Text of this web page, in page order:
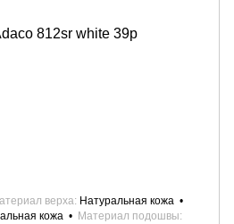
812sr white 39р
верха Натуральная кожа
кожа
Материал подошвы